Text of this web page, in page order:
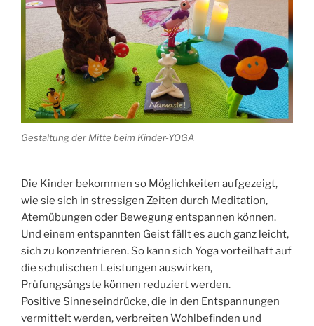
Gestaltung der Mitte beim Kinder-YOGA
Die Kinder bekommen so Möglichkeiten aufgezeigt,
wie sie sich in stressigen Zeiten durch Meditation,
Atemübungen oder Bewegung entspannen können.
Und einem entspannten Geist fällt es auch ganz leicht,
sich zu konzentrieren. So kann sich Yoga vorteilhaft auf
die schulischen Leistungen auswirken,
Prüfungsängste können reduziert werden.
Positive Sinneseindrücke, die in den Entspannungen
vermittelt werden, verbreiten Wohlbefinden und